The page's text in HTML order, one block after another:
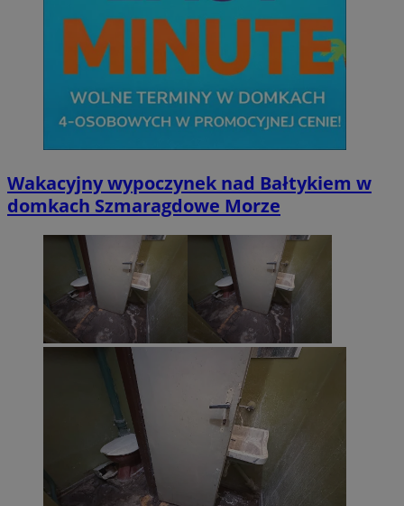
Wakacyjny wypoczynek nad Bałtykiem w
domkach Szmaragdowe Morze